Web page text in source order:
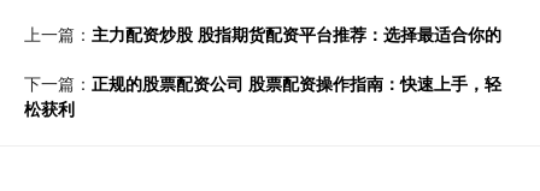
上一篇： 主力配资炒股 股指期货配资平台推荐：选择最适合你的
下一篇： 正规的股票配资公司 股票配资操作指南：快速上手，轻
松获利